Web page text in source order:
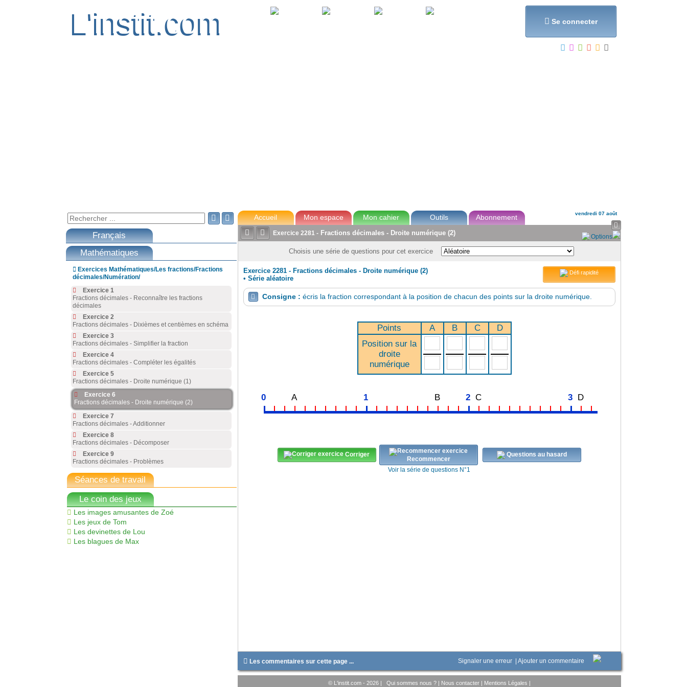
 Se connecter
L'instit.com
L'instit.com avec Zoé Tom Lou Max
 
Français
Mathématiques
 Exercices Mathématiques/Les fractions/Fractions
décimales/Numération/
Exercice 1
Fractions décimales - Reconnaître les fractions
décimales
Exercice 2
Fractions décimales - Dixièmes et centièmes en schéma
Exercice 3
Fractions décimales - Simplifier la fraction
Exercice 4
Fractions décimales - Compléter les égalités
Exercice 5
Fractions décimales - Droite numérique (1)
Exercice 6
Fractions décimales - Droite numérique (2)
Exercice 7
Fractions décimales - Additionner
Exercice 8
Fractions décimales - Décomposer
Exercice 9
Fractions décimales - Problèmes
Séances de travail
Le coin des jeux
Les images amusantes de Zoé
Les jeux de Tom
Les devinettes de Lou
Les blagues de Max
Accueil Mon espace Mon cahier Outils Abonnement vendredi 07 août

  Exercice 2281- Fractions décimales - Droite numérique (2) Options
Choisis une série de questions pour cet exercice
Défi rapidité
Exercice 2281 - Fractions décimales - Droite numérique (2)
• Série aléatoire
 Consigne : écris la fraction correspondant à la position de chacun des points sur la droite numérique.
Points A B C
D
Position sur la
droite
numérique
0 A 1 B 2 C 3 D
Corriger
Recommencer
Questions au hasard
Voir la série de questions N°1
 Les commentaires sur cette page ... Signaler une erreur Ajouter un commentaire
© L'instit.com - 2026 | Qui sommes nous ? | Nous contacter | Mentions Légales |